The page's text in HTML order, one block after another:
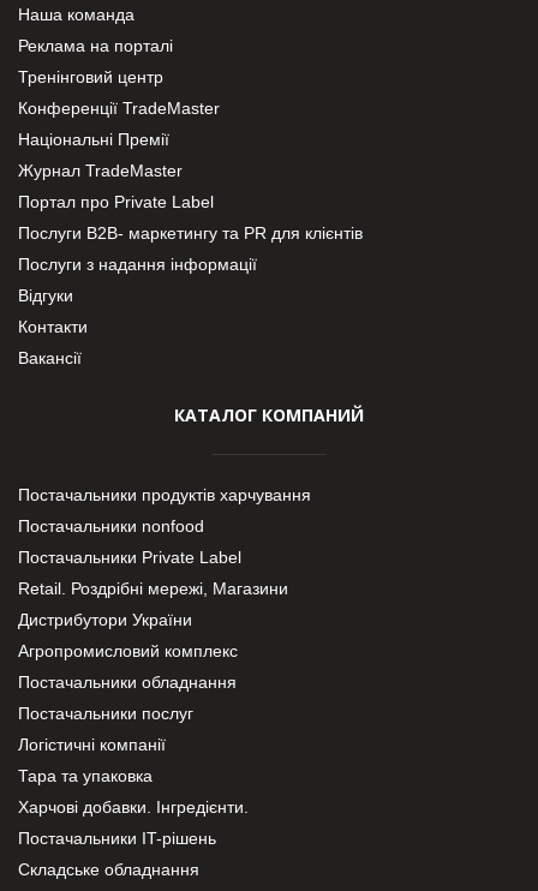
Наша команда
Реклама на порталі
Тренінговий центр
Конференції TradeMaster
Національні Премії
Журнал TradeMaster
Портал про Private Label
Послуги В2В- маркетингу та PR для клієнтів
Послуги з надання інформації
Відгуки
Контакти
Вакансії
КАТАЛОГ КОМПАНИЙ
Постачальники продуктів харчування
Постачальники nonfood
Постачальники Private Label
Retail. Роздрібні мережі, Магазини
Дистрибутори України
Агропромисловий комплекс
Постачальники обладнання
Постачальники послуг
Логістичні компанії
Тара та упаковка
Харчові добавки. Інгредієнти.
Постачальники IT-рішень
Складське обладнання